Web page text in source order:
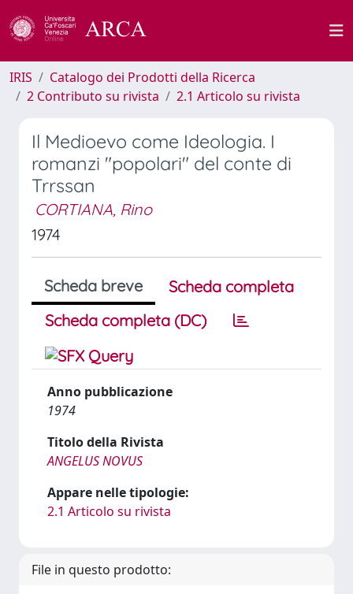
IRIS
Catalogo dei Prodotti della Ricerca
2 Contributo su rivista
2.1 Articolo su rivista
Il Medioevo come Ideologia. I
romanzi "popolari" del conte di
Trrssan
CORTIANA, Rino
1974
Scheda breve
Scheda completa
Scheda completa (DC)
Anno pubblicazione
1974
Titolo della Rivista
ANGELUS NOVUS
Appare nelle tipologie:
2.1 Articolo su rivista
File in questo prodotto: